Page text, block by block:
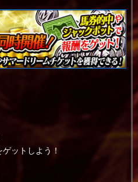
ットしよう！